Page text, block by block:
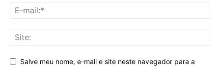
Salve meu nome, e-mail e site neste navegador para a